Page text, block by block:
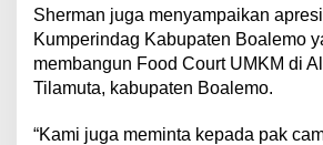
Sherman juga menyampaikan
Kumperindag Kabupaten Boalemo
membangun Food Court UMKM di
Tilamuta, kabupaten Boalemo.
“Kami juga meminta kepada pak